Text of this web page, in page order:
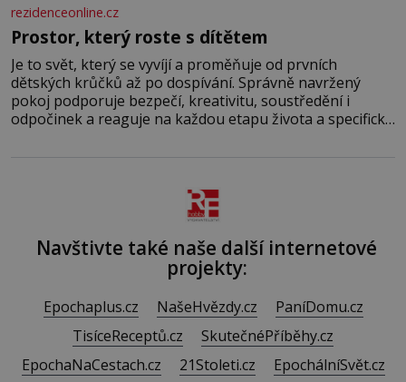
rezidenceonline.cz
Prostor, který roste s dítětem
Je to svět, který se vyvíjí a proměňuje od prvních
dětských krůčků až po dospívání. Správně navržený
pokoj podporuje bezpečí, kreativitu, soustředění i
odpočinek a reaguje na každou etapu života a specifické
Navštivte také naše další internetové
projekty:
Epochaplus.cz NašeHvězdy.cz
PaníDomu.cz
TisíceReceptů.cz
SkutečnéPříběhy.cz
EpochaNaCestach.cz
21Stoleti.cz
EpochálníSvět.cz